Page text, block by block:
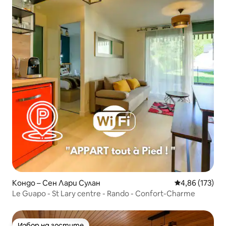
Кондо – Сен Лари Сулан Средна
4,86 (173)
Le Guapo - St Lary centre - Rando - Confort-Charme